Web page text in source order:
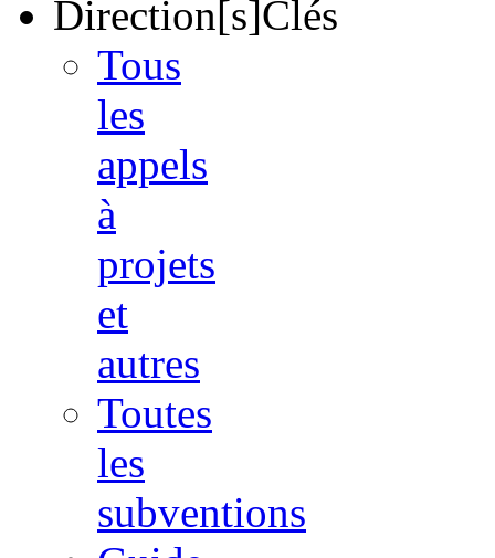
Direction[s]Clés
Tous
les
appels
à
projets
et
autres
Toutes
les
subventions